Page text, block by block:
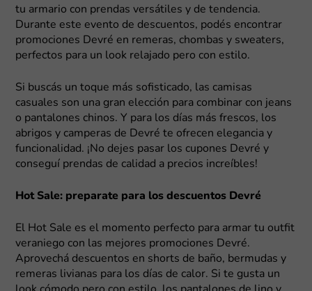
tu armario con prendas versátiles y de tendencia.
Durante este evento de descuentos, podés encontrar
promociones Devré en remeras, chombas y sweaters,
perfectos para un look relajado pero con estilo.
Si buscás un toque más sofisticado, las camisas
casuales son una gran elección para combinar con jeans
o pantalones chinos. Y para los días más frescos, los
abrigos y camperas de Devré te ofrecen elegancia y
funcionalidad. ¡No dejes pasar los cupones Devré y
conseguí prendas de calidad a precios increíbles!
Hot Sale: preparate para los descuentos Devré
El Hot Sale es el momento perfecto para armar tu outfit
veraniego con las mejores promociones Devré.
Aprovechá descuentos en shorts de baño, bermudas y
remeras livianas para los días de calor. Si te gusta un